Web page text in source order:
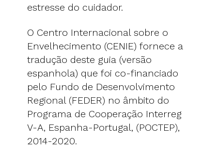
estresse do cuidador.
O Centro Internacional sobre o
Envelhecimento (CENIE) fornece a
tradução deste guia (versão
espanhola) que foi co-financiado
pelo Fundo de Desenvolvimento
Regional (FEDER) no âmbito do
Programa de Cooperação Interreg
V-A, Espanha-Portugal, (POCTEP),
2014-2020.